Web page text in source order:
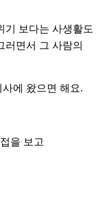
기 보다는 사생활도
러면서 그 사람의
에 왔으면 해요.
을 보고